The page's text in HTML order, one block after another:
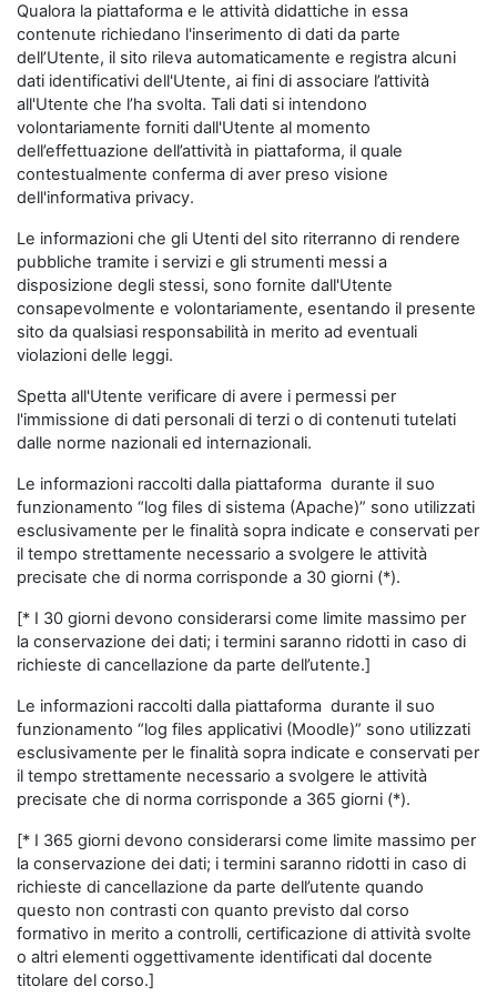
Qualora la piattaforma e le attività didattiche in essa
contenute richiedano l'inserimento di dati da parte
dell’Utente, il sito rileva automaticamente e registra alcuni
dati identificativi dell'Utente, ai fini di associare l’attività
all'Utente che l’ha svolta. Tali dati si intendono
volontariamente forniti dall'Utente al momento
dell’effettuazione dell’attività in piattaforma, il quale
contestualmente conferma di aver preso visione
dell'informativa privacy.
Le informazioni che gli Utenti del sito riterranno di rendere
pubbliche tramite i servizi e gli strumenti messi a
disposizione degli stessi, sono fornite dall'Utente
consapevolmente e volontariamente, esentando il presente
sito da qualsiasi responsabilità in merito ad eventuali
violazioni delle leggi.
Spetta all'Utente verificare di avere i permessi per
l'immissione di dati personali di terzi o di contenuti tutelati
dalle norme nazionali ed internazionali.
Le informazioni raccolti dalla piattaforma durante il suo
funzionamento “log files di sistema (Apache)” sono utilizzati
esclusivamente per le finalità sopra indicate e conservati per
il tempo strettamente necessario a svolgere le attività
precisate che di norma corrisponde a 30 giorni (*).
[* I 30 giorni devono considerarsi come limite massimo per
la conservazione dei dati; i termini saranno ridotti in caso di
richieste di cancellazione da parte dell’utente.]
Le informazioni raccolti dalla piattaforma durante il suo
funzionamento “log files applicativi (Moodle)” sono utilizzati
esclusivamente per le finalità sopra indicate e conservati per
il tempo strettamente necessario a svolgere le attività
precisate che di norma corrisponde a 365 giorni (*).
[* I 365 giorni devono considerarsi come limite massimo per
la conservazione dei dati; i termini saranno ridotti in caso di
richieste di cancellazione da parte dell’utente quando
questo non contrasti con quanto previsto dal corso
formativo in merito a controlli, certificazione di attività svolte
o altri elementi oggettivamente identificati dal docente
titolare del corso.]